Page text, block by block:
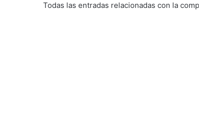
Todas las entradas relacionadas con la